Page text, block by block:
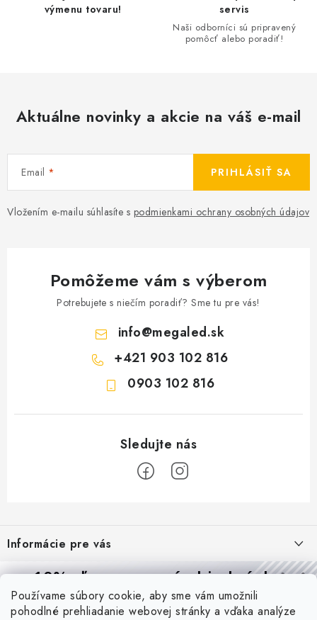
Používame súbory cookie, aby sme vám umožnili
pohodlné prehliadanie webovej stránky a vďaka analýze
u
výmenu tovaru!
servis
Naši odborníci sú pripravený
pomôcť alebo poradiť!
Aktuálne novinky a akcie na váš e-mail
Email
Vložením e-mailu súhlasíte s podmienkami ochrany osobných údajov
PRIHLÁSIŤ SA
Pomôžeme vám s výberom
Potrebujete s niečím poradiť? Sme tu pre vás!
info@megaled.sk
+421 903 102 816
0903 102 816
p
ä
Informácie pre vás
Reklamácie a formulár na odstúpenie od zmluvy
Obchodné podmienky
Blog
10% zľavana prvú objednávku
Prihláste sa azískajtezľavu aj praktické tipy,vďaka ktorým
budete svietiť lepšie a platiť menej.